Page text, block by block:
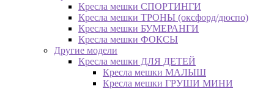
Кресла мешки СПОРТИНГИ
Кресла мешки ТРОНЫ (оксфорд/дюспо)
Кресла мешки БУМЕРАНГИ
Кресла мешки ФОКСЫ
Другие модели
Кресла мешки ДЛЯ ДЕТЕЙ
Кресла мешки МАЛЫШ
Кресла мешки ГРУШИ МИНИ